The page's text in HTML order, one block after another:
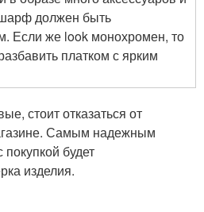
должен быть
Если же look монохромен, то
платком с ярким
стоит отказаться от
Самым надежным
будет
изделия.